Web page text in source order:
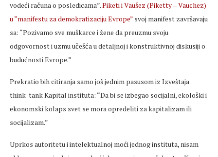
vodeći računa o posledicama”.Piketi i Vaušez (Piketty – Vauchez)
u “manifestu za demokratizaciju Evrope” svoj manifest završavaju
sa: “Pozivamo sve muškarce i žene da preuzmu svoju
odgovornost i uzmu učešća u detaljnoj i konstruktivnoj diskusiji o
budućnosti Evrope.”
Prekratio bih citiranja samo još jednim pasusom iz Izveštaja
think-tank Kapital instituta: “Da bi se izbegao socijalni, ekološki i
ekonomski kolaps svet se mora opredeliti za kapitalizam ili
socijalizam.”
Uprkos autoritetu i intelektualnoj moći jednog instituta, nisam